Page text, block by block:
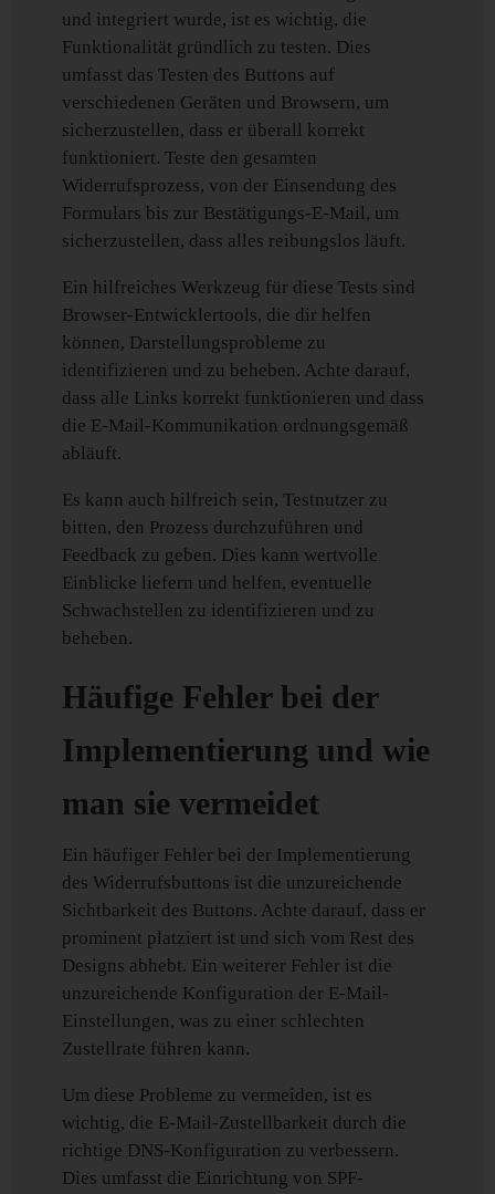
und integriert wurde, ist es wichtig, die
Funktionalität gründlich zu testen. Dies
umfasst das Testen des Buttons auf
verschiedenen Geräten und Browsern, um
sicherzustellen, dass er überall korrekt
funktioniert. Teste den gesamten
Widerrufsprozess, von der Einsendung des
Formulars bis zur Bestätigungs-E-Mail, um
sicherzustellen, dass alles reibungslos läuft.
Ein hilfreiches Werkzeug für diese Tests sind
Browser-Entwicklertools, die dir helfen
können, Darstellungsprobleme zu
identifizieren und zu beheben. Achte darauf,
dass alle Links korrekt funktionieren und dass
die E-Mail-Kommunikation ordnungsgemäß
abläuft.
Es kann auch hilfreich sein, Testnutzer zu
bitten, den Prozess durchzuführen und
Feedback zu geben. Dies kann wertvolle
Einblicke liefern und helfen, eventuelle
Schwachstellen zu identifizieren und zu
beheben.
Häufige Fehler bei der
Implementierung und wie
man sie vermeidet
Ein häufiger Fehler bei der Implementierung
des Widerrufsbuttons ist die unzureichende
Sichtbarkeit des Buttons. Achte darauf, dass er
prominent platziert ist und sich vom Rest des
Designs abhebt. Ein weiterer Fehler ist die
unzureichende Konfiguration der E-Mail-
Einstellungen, was zu einer schlechten
Zustellrate führen kann.
Um diese Probleme zu vermeiden, ist es
wichtig, die E-Mail-Zustellbarkeit durch die
richtige DNS-Konfiguration zu verbessern.
Dies umfasst die Einrichtung von SPF-